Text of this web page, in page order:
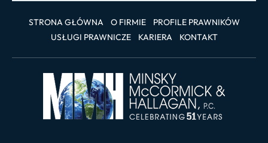
STRONA GŁÓWNA O FIRMIE
PROFILE PRAWNIKÓW
USŁUGI PRAWNICZE
KARIERA KONTAKT